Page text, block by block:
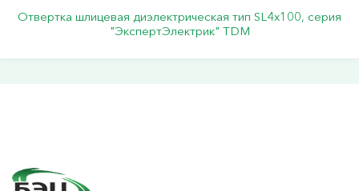
Отвертка шлицевая диэлектрическая тип SL4х100, серия
"ЭкспертЭлектрик" TDM